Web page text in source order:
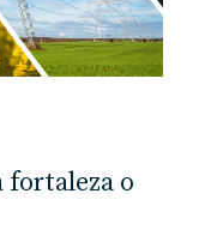
fortaleza o